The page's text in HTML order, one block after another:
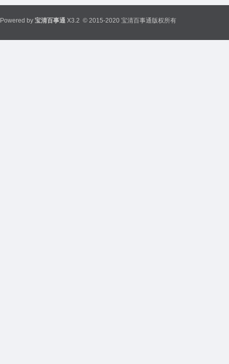
Powered by 宝清百事通 X3.2 © 2015-2020 宝清百事通版权所有